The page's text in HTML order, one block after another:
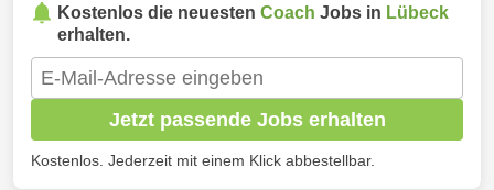
Kostenlos die neuesten Coach Jobs in Lübeck
erhalten.
Jetzt passende Jobs erhalten
Kostenlos. Jederzeit mit einem Klick abbestellbar.